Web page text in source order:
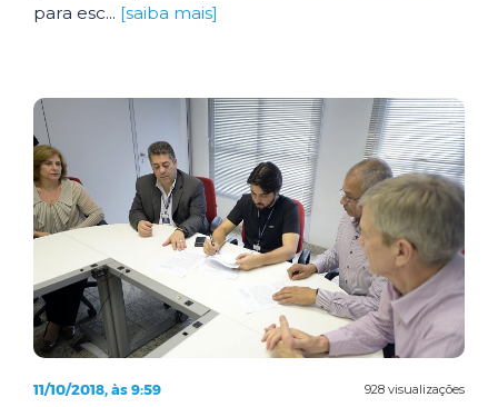
para esc... [saiba mais]
928 visualizações
11/10/2018, às 9:59